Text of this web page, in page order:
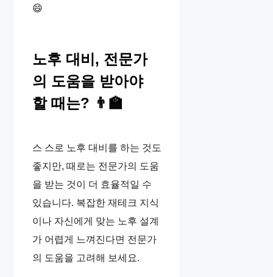
😄
노후 대비, 전문가
의 도움을 받아야
할 때는? 👨‍🏫
스 스로 노후 대비를 하는 것도
좋지만, 때로는 전문가의 도움
을 받는 것이 더 효율적일 수
있습니다. 복잡한 재테크 지식
이나 자신에게 맞는 노후 설계
가 어렵게 느껴진다면 전문가
의 도움을 고려해 보세요.